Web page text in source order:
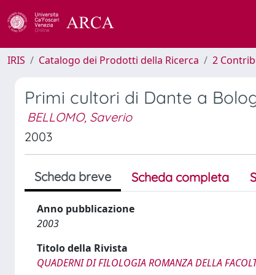
IRIS Catalogo dei Prodotti della Ricerca 2
Primi cultori di Dante a
BELLOMO, Saverio
2003
Scheda breve Scheda completa
Anno pubblicazione
2003
Titolo della Rivista
QUADERNI DI FILOLOGIA ROMANZA DELLA